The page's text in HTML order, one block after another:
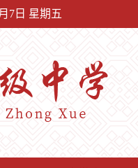
7日 星期五